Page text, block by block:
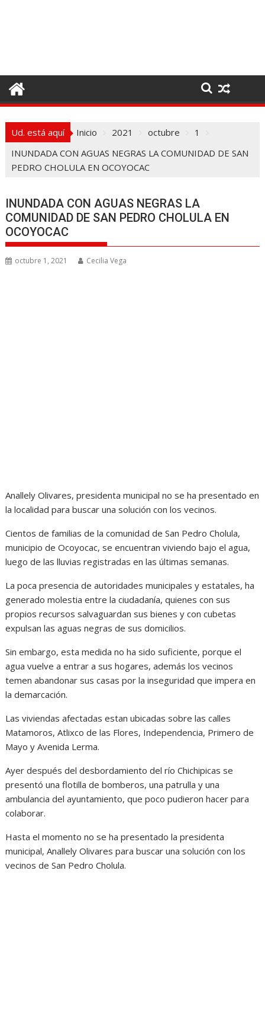
o
t
Ud. está aquí Inicio 2021 octubre
1
INUNDADA CON AGUAS NEGRAS LA COMUNIDAD DE SAN
PEDRO CHOLULA EN OCOYOCAC
INUNDADA CON AGUAS NEGRAS LA
COMUNIDAD DE SAN PEDRO CHOLULA EN
OCOYOCAC
octubre 1, 2021 Cecilia Vega
Anallely Olivares, presidenta municipal no se ha presentado en
la localidad para buscar una solución con los vecinos.
Cientos de familias de la comunidad de San Pedro Cholula,
municipio de Ocoyocac, se encuentran viviendo bajo el agua,
luego de las lluvias registradas en las últimas semanas.
La poca presencia de autoridades municipales y estatales, ha
generado molestia entre la ciudadanía, quienes con sus
propios recursos salvaguardan sus bienes y con cubetas
expulsan las aguas negras de sus domicilios.
Sin embargo, esta medida no ha sido suficiente, porque el
agua vuelve a entrar a sus hogares, además los vecinos
temen abandonar sus casas por la inseguridad que impera en
la demarcación.
Las viviendas afectadas estan ubicadas sobre las calles
Matamoros, Atlixco de las Flores, Independencia, Primero de
Mayo y Avenida Lerma.
Ayer después del desbordamiento del río Chichipicas se
presentó una flotilla de bomberos, una patrulla y una
ambulancia del ayuntamiento, que poco pudieron hacer para
colaborar.
Hasta el momento no se ha presentado la presidenta
municipal, Anallely Olivares para buscar una solución con los
vecinos de San Pedro Cholula.